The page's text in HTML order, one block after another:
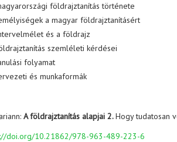
földrajztanítás története
a magyar földrajztanításért
és a földrajz
szemléleti kérdései
folyamat
és munkaformák
A földrajztanítás alapjai 2.Hogy tudatosan
doi.org/10.21862/978-963-489-223-6